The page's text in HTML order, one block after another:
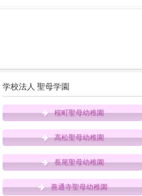
学校法人 聖母学園
桜町聖母幼稚園
高松聖母幼稚園
長尾聖母幼稚園
善通寺聖母幼稚園